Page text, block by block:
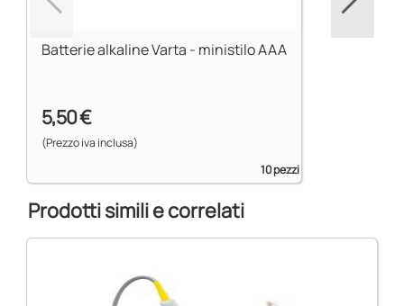
Batterie alkaline Varta - ministilo AAA
5,50 €
(Prezzo iva inclusa)
10 pezzi
Prodotti simili e correlati